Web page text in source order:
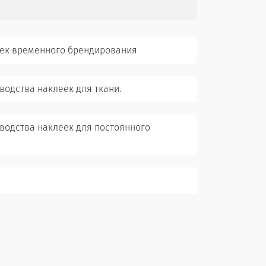
временного брендирования
наклеек для ткани.
наклеек для постоянного